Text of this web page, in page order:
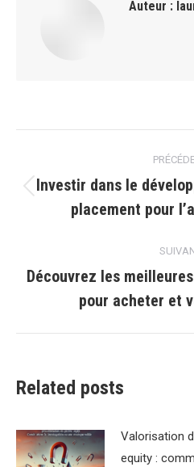
Auteur :
article
Investir dans le
placement pour
:
Découvrez les
pour acheter et
Related posts
Valorisation
equity :